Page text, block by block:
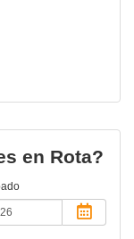
en Rota?